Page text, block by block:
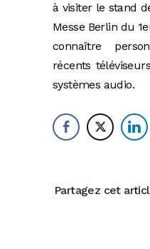
à visiter le stand
Messe Berlin du
connaître
récents
systèmes audio.
Partagez cet